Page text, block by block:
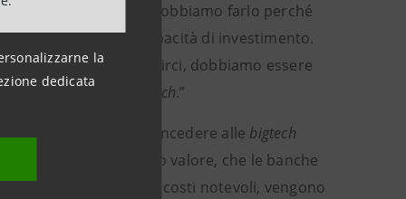
la
dedicata
e delle istituzioni. Dobbiamo farlo perché
sul mercato e di capacità di investimento.
e di costi. Per riuscirci, dobbiamo essere
dal sistema
bigtech.”
essere obbligati a concedere alle bigtech
Dati di immenso valore, che le banche
sostenendo costi notevoli, vengono